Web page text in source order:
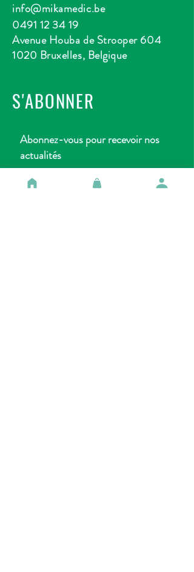
info@mikamedic.be
0491 12 34 19
Avenue Houba de Strooper 604
1020 Bruxelles, Belgique
S'ABONNER
Abonnez-vous pour recevoir nos
actualités